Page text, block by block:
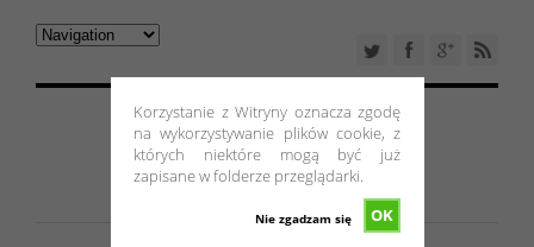
Korzystanie z Witryny oznacza zgodę
na wykorzystywanie plików cookie, z
których niektóre mogą być już
zapisane w folderze przeglądarki.
OK
Nie zgadzam się